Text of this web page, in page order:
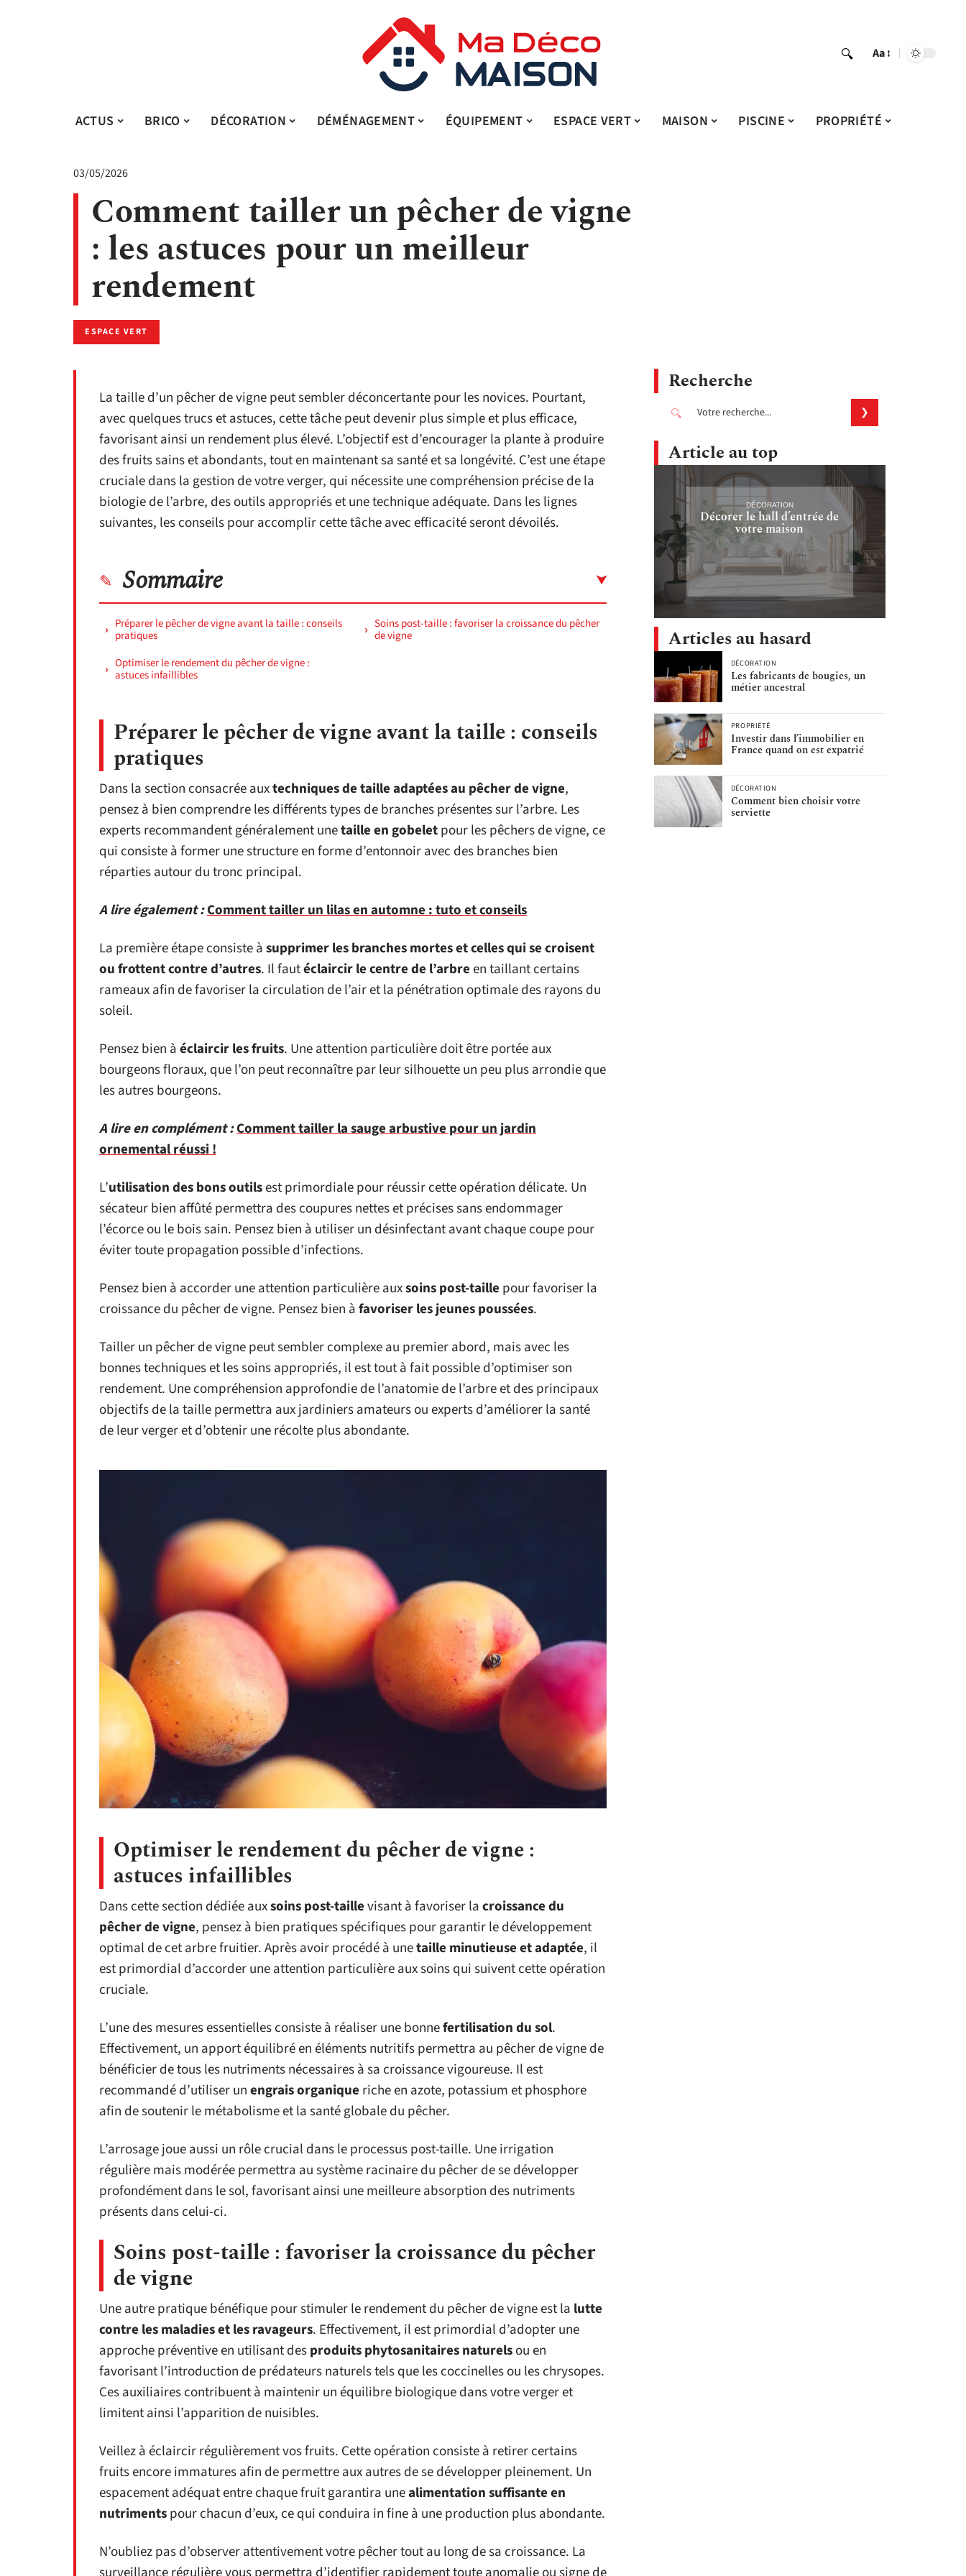
Aa
ACTUS BRICO DÉCORATION DÉMÉNAGEMENT ÉQUIPEMENT ESPACE VERT MAISON PISCINE PROPRIÉTÉ
03/05/2026
Comment tailler un pêcher de vigne
: les astuces pour un meilleur
rendement
ESPACE VERT
La taille d’un pêcher de vigne peut sembler déconcertante pour les novices. Pourtant,
avec quelques trucs et astuces, cette tâche peut devenir plus simple et plus efficace,
favorisant ainsi un rendement plus élevé. L’objectif est d’encourager la plante à produire
des fruits sains et abondants, tout en maintenant sa santé et sa longévité. C’est une étape
cruciale dans la gestion de votre verger, qui nécessite une compréhension précise de la
biologie de l’arbre, des outils appropriés et une technique adéquate. Dans les lignes
suivantes, les conseils pour accomplir cette tâche avec efficacité seront dévoilés.
Sommaire
Préparer le pêcher de vigne avant la taille : conseils
pratiques
Optimiser le rendement du pêcher de vigne :
astuces infaillibles
Soins post-taille : favoriser la croissance du pêcher
de vigne
Préparer le pêcher de vigne avant la taille : conseils
pratiques
Dans la section consacrée auxtechniques de taille adaptées au pêcher de vigne,
pensez à bien comprendre les différents types de branches présentes sur l’arbre. Les
experts recommandent généralement unetaille en gobeletpour les pêchers de vigne, ce
qui consiste à former une structure en forme d’entonnoir avec des branches bien
réparties autour du tronc principal.
A lire également :Comment tailler un lilas en automne : tuto et conseils
La première étape consiste àsupprimer les branches mortes et celles qui se croisent
ou frottent contre d’autres. Il fautéclaircir le centre de l’arbreen taillant certains
rameaux afin de favoriser la circulation de l’air et la pénétration optimale des rayons du
soleil.
Pensez bien àéclaircir les fruits. Une attention particulière doit être portée aux
bourgeons floraux, que l’on peut reconnaître par leur silhouette un peu plus arrondie que
les autres bourgeons.
A lire en complément :Comment tailler la sauge arbustive pour un jardin
ornemental réussi !
L’utilisation des bons outilsest primordiale pour réussir cette opération délicate. Un
sécateur bien affûté permettra des coupures nettes et précises sans endommager
l’écorce ou le bois sain. Pensez bien à utiliser un désinfectant avant chaque coupe pour
éviter toute propagation possible d’infections.
Pensez bien à accorder une attention particulière auxsoins post-taille pour favoriser la
croissance du pêcher de vigne. Pensez bien àfavoriser les jeunes poussées.
Tailler un pêcher de vigne peut sembler complexe au premier abord, mais avec les
bonnes techniques et les soins appropriés, il est tout à fait possible d’optimiser son
rendement. Une compréhension approfondie de l’anatomie de l’arbre et des principaux
objectifs de la taille permettra aux jardiniers amateurs ou experts d’améliorer la santé
de leur verger et d’obtenir une récolte plus abondante.
Optimiser le rendement du pêcher de vigne :
astuces infaillibles
Dans cette section dédiée auxsoins post-taillevisant à favoriser lacroissance du
pêcher de vigne, pensez à bien pratiques spécifiques pour garantir le développement
optimal de cet arbre fruitier. Après avoir procédé à unetaille minutieuse et adaptée, il
est primordial d’accorder une attention particulière aux soins qui suivent cette opération
cruciale.
L’une des mesures essentielles consiste à réaliser une bonnefertilisation du sol.
Effectivement, un apport équilibré en éléments nutritifs permettra au pêcher de vigne de
bénéficier de tous les nutriments nécessaires à sa croissance vigoureuse. Il est
recommandé d’utiliser unengrais organique riche en azote, potassium et phosphore
afin de soutenir le métabolisme et la santé globale du pêcher.
L’arrosage joue aussi un rôle crucial dans le processus post-taille. Une irrigation
régulière mais modérée permettra au système racinaire du pêcher de se développer
profondément dans le sol, favorisant ainsi une meilleure absorption des nutriments
présents dans celui-ci.
Soins post-taille : favoriser la croissance du pêcher
de vigne
Une autre pratique bénéfique pour stimuler le rendement du pêcher de vigne est la lutte
contre les maladies et les ravageurs. Effectivement, il est primordial d’adopter une
approche préventive en utilisant desproduits phytosanitaires naturelsou en
favorisant l’introduction de prédateurs naturels tels que les coccinelles ou les chrysopes.
Ces auxiliaires contribuent à maintenir un équilibre biologique dans votre verger et
limitent ainsi l’apparition de nuisibles.
Veillez à éclaircir régulièrement vos fruits. Cette opération consiste à retirer certains
fruits encore immatures afin de permettre aux autres de se développer pleinement. Un
espacement adéquat entre chaque fruit garantira unealimentation suffisante en
nutrimentspour chacun d’eux, ce qui conduira in fine à une production plus abondante.
N’oubliez pas d’observer attentivement votre pêcher tout au long de sa croissance. La
Recherche
Article au top
DÉCORATION
Décorer le hall d’entrée de
votre maison
Articles au hasard
DÉCORATION
Les fabricants de bougies, un
métier ancestral
PROPRIÉTÉ
Investir dans l’immobilier en
France quand on est expatrié
DÉCORATION
Comment bien choisir votre
serviette